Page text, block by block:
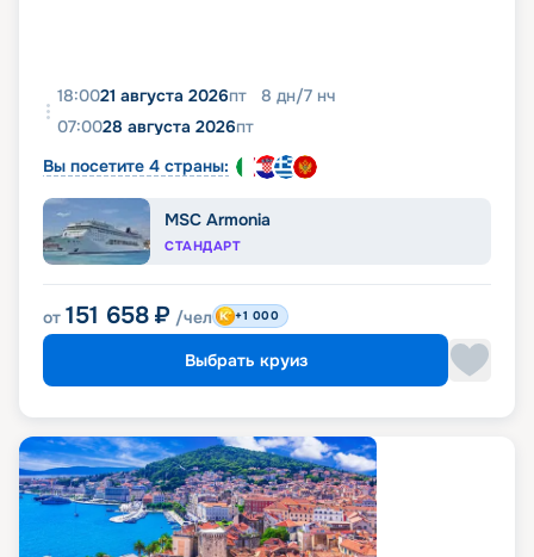
18:0021 августа 2026пт 8 дн/7 нч
07:0028 августа 2026пт
Вы посетите 4 страны:
MSC Armonia
СТАНДАРТ
от 151 658 ₽ /чел +1 000
Выбрать круиз